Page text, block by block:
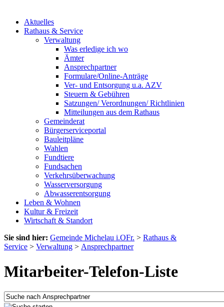
Aktuelles
Rathaus & Service
Verwaltung
Was erledige ich wo
Ämter
Ansprechpartner
Formulare/Online-Anträge
Ver- und Entsorgung u.a. AZV
Steuern & Gebühren
Satzungen/ Verordnungen/ Richtlinien
Mitteilungen aus dem Rathaus
Gemeinderat
Bürgerserviceportal
Bauleitpläne
Wahlen
Fundtiere
Fundsachen
Verkehrsüberwachung
Wasserversorgung
Abwasserentsorgung
Leben & Wohnen
Kultur & Freizeit
Wirtschaft & Standort
Sie sind hier: Gemeinde Michelau i.OFr. > Rathaus &
Service > Verwaltung > Ansprechpartner
Mitarbeiter-Telefon-Liste